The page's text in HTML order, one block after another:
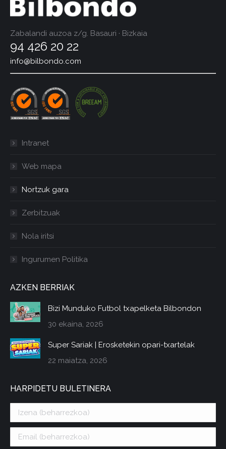
Zabalandi auzoa z/g. Basauri · Bizkaia
94 426 20 22
info@bilbondo.com
Intranet
Web mapa
Nortzuk gara
Zerbitzuak
Nola iritsi
Ingurumen Politika
AZKEN BERRIAK
Bizi Munduko Futbol txapelketa Bilbondon
30 ekaina, 2026
Super Sariak | Erosketekin opari-txartelak
22 maiatza, 2026
HARPIDETU BULETINERA